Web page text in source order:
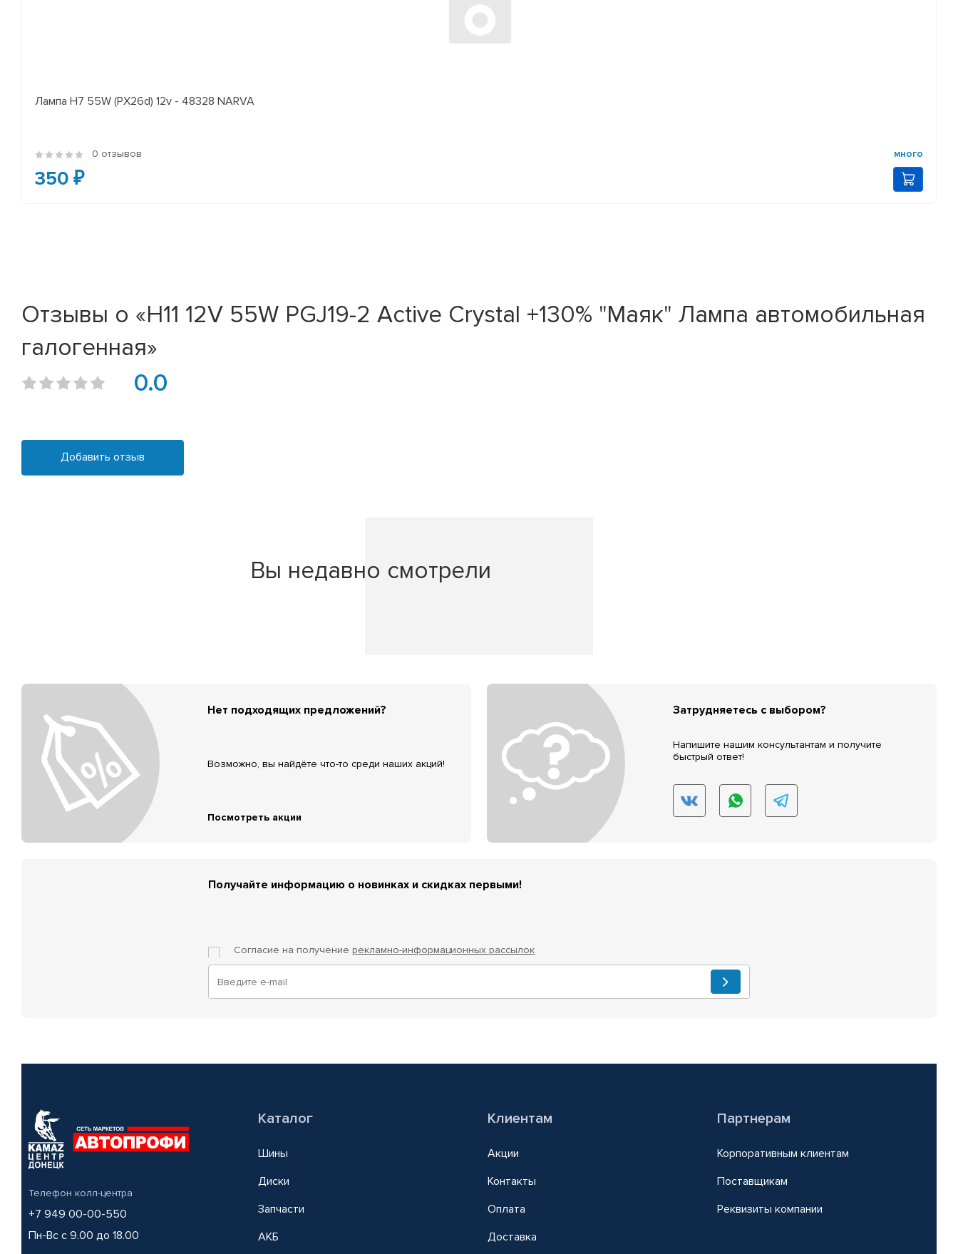
Лампа H7 55W (PX26d) 12v - 48328 NARVA
0 отзывов много
350 ₽
Отзывы о «Н11 12V 55W PGJ19-2 Active Crystal +130% "Маяк" Лампа автомобильная
галогенная»
0.0
Добавить отзыв
Вы недавно смотрели
Нет подходящих предложений?
Возможно, вы найдёте что-то среди наших акций!
Посмотреть акции
Затрудняетесь с выбором?
Напишите нашим консультантам и получите
быстрый ответ!
Получайте информацию о новинках и скидках первыми!
Согласие на получение рекламно-информационных рассылок
Телефон колл-центра
+7 949 00-00-550
Пн-Вс с 9.00 до 18.00
Каталог
Шины
Диски
Запчасти
АКБ
Клиентам
Акции
Контакты
Оплата
Доставка
Партнерам
Корпоративным клиентам
Поставщикам
Реквизиты компании